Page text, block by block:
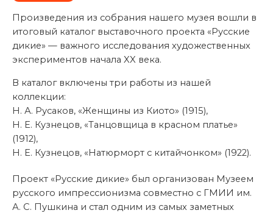
Произведения из собрания нашего музея вошли в
итоговый каталог выставочного проекта «Русские
дикие» — важного исследования художественных
экспериментов начала XX века.
В каталог включены три работы из нашей
коллекции:
Н. А. Русаков, «Женщины из Киото» (1915),
Н. Е. Кузнецов, «Танцовщица в красном платье»
(1912),
Н. Е. Кузнецов, «Натюрморт с китайчонком» (1922).
Проект «Русские дикие» был организован Музеем
русского импрессионизма совместно с ГМИИ им.
А. С. Пушкина и стал одним из самых заметных